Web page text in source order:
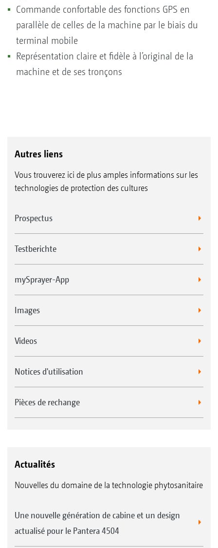
Commande confortable des fonctions GPS en
parallèle de celles de la machine par le biais du
terminal mobile
Représentation claire et fidèle à l’original de la
machine et de ses tronçons
Autres liens
Vous trouverez ici de plus amples informations sur les
technologies de protection des cultures
Prospectus
Testberichte
mySprayer-App
Images
Videos
Notices d'utilisation
Pièces de rechange
Actualités
Nouvelles du domaine de la technologie phytosanitaire
Une nouvelle génération de cabine et un design
actualisé pour le Pantera 4504